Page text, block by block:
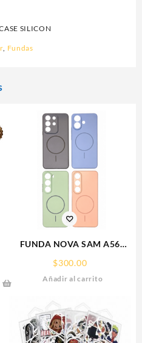
SILICON
, Fundas
FUNDA NOVA SAM A56
SOPORTE MAGNETICO
SAMSUNG
$300.00
Añadir al carrito